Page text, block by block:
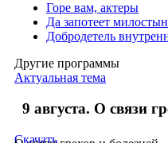
Горе вам, актеры
Да запотеет
Добродетель
Другие программы
Актуальная тема
9 августа. О связи
Скачать